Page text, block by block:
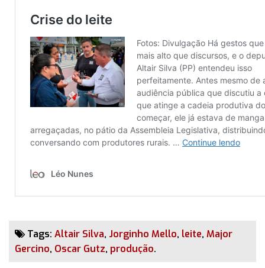
Tags: Altair Silva, Jorginho Mello, leite, Major
Gercino, Oscar Gutz, produção.